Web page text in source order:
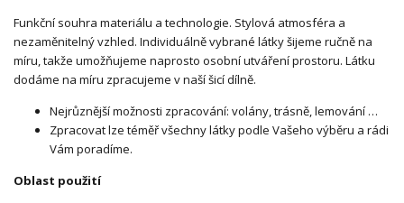
Funkční souhra materiálu a technologie. Stylová atmosféra a
nezaměnitelný vzhled. Individuálně vybrané látky šijeme ručně na
míru, takže umožňujeme naprosto osobní utváření prostoru. Látku
dodáme na míru zpracujeme v naší šicí dílně.
Nejrůznější možnosti zpracování: volány, trásně, lemování …
Zpracovat lze téměř všechny látky podle Vašeho výběru a rádi
Vám poradíme.
Oblast použití